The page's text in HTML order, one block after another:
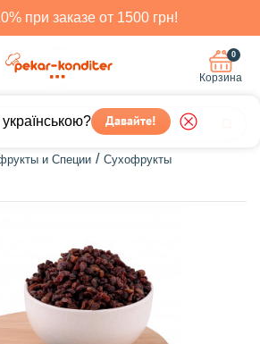
при заказе от 1500 грн!
Давайте!
0
Корзина
и Специи
Сухофрукты